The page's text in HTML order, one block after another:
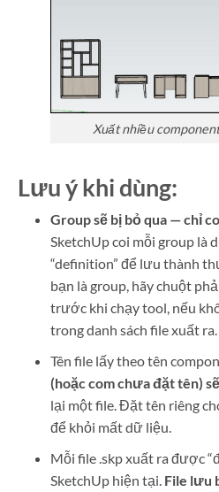
Xuất nhiều
Lưu ý khi dùng:
Group sẽ bị bỏ qua — chỉ
SketchUp coi mỗi group là
“definition” để lưu thành
bạn là group, hãy chuột
trước khi chạy tool, nếu
trong danh sách file xuất ra.
Tên file lấy theo tên
(hoặc com chưa đặt tên)
lại một file. Đặt tên riêng
để khỏi mất dữ liệu.
Mỗi file .skp xuất ra được
SketchUp hiện tại. File lưu